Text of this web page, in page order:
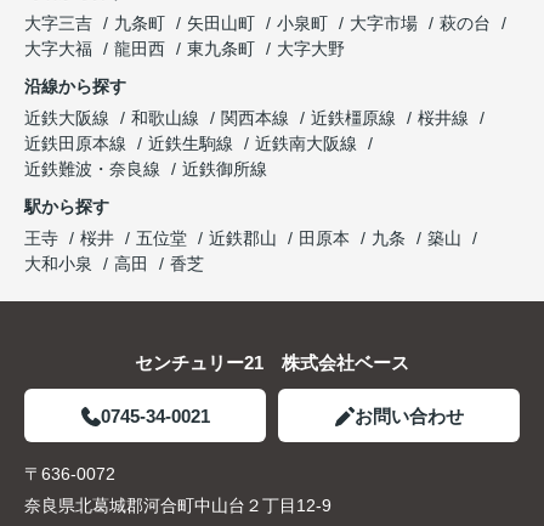
大字三吉
九条町 矢田山町 小泉町 大字市場
萩の台
大字大福
龍田西 東九条町
大字大野
沿線から探す
近鉄大阪線
和歌山線 関西本線 近鉄橿原線
桜井線
近鉄田原本線
近鉄生駒線
近鉄南大阪線
近鉄難波・奈良線
近鉄御所線
駅から探す
王寺
桜井 五位堂 近鉄郡山 田原本 九条
築山
大和小泉
高田 香芝
センチュリー21 株式会社ベース
0745-34-0021 お問い合わせ
〒636-0072
奈良県北葛城郡河合町中山台２丁目12-9